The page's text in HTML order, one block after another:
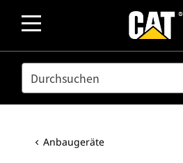
SEARCH
Anbaugeräte